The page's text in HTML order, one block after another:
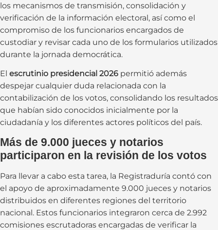
los mecanismos de transmisión, consolidación y
verificación de la información electoral, así como el
compromiso de los funcionarios encargados de
custodiar y revisar cada uno de los formularios utilizados
durante la jornada democrática.
El escrutinio presidencial 2026 permitió además
despejar cualquier duda relacionada con la
contabilización de los votos, consolidando los resultados
que habían sido conocidos inicialmente por la
ciudadanía y los diferentes actores políticos del país.
Más de 9.000 jueces y notarios
participaron en la revisión de los votos
Para llevar a cabo esta tarea, la Registraduría contó con
el apoyo de aproximadamente 9.000 jueces y notarios
distribuidos en diferentes regiones del territorio
nacional. Estos funcionarios integraron cerca de 2.992
comisiones escrutadoras encargadas de verificar la